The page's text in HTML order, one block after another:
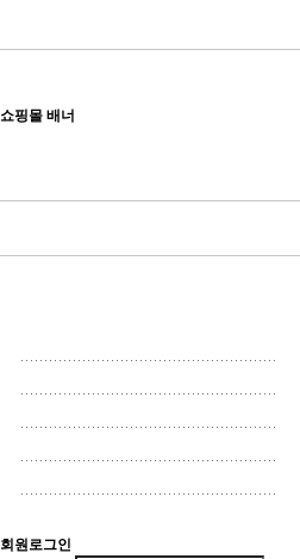
쇼핑몰 배너
회원로그인